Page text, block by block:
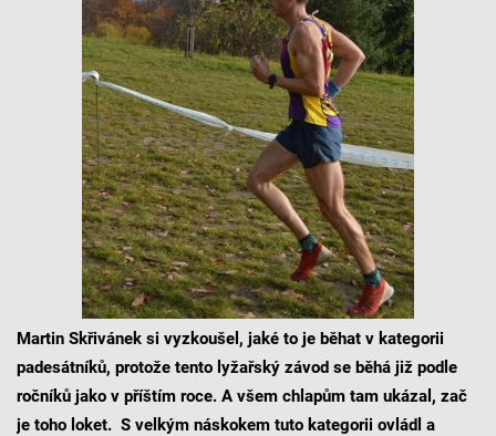
Martin Skřivánek si vyzkoušel, jaké to je běhat v kategorii
padesátníků, protože tento lyžařský závod se běhá již podle
ročníků jako v příštím roce. A všem chlapům tam ukázal, zač
je toho loket. S velkým náskokem tuto kategorii ovládl a